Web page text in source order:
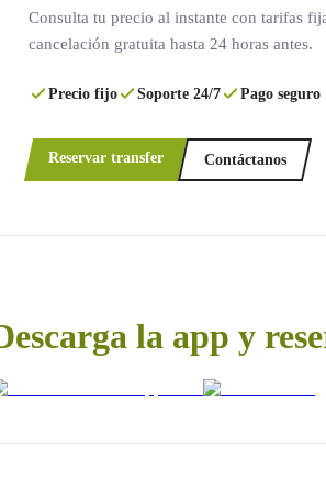
Consulta tu precio al instante con tarifas
cancelación gratuita hasta 24 horas antes.
Precio fijo Soporte 24/7 Pago seguro
Reservar transfer Contáctanos
la app y